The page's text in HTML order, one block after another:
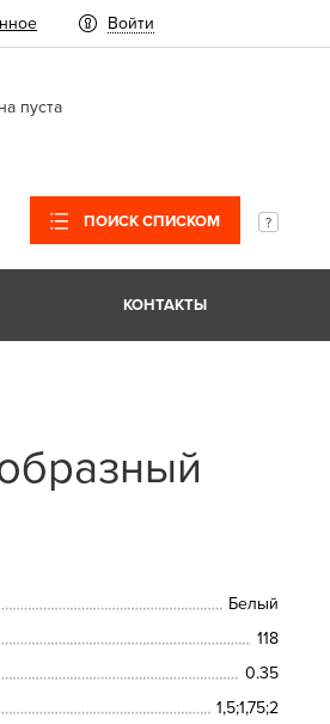
Войти
пуста
ПОИСК СПИСКОМ
КОНТАКТЫ
Белый
118
0.35
1,5;1,75;2